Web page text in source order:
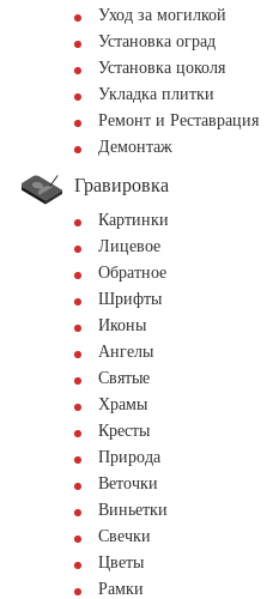
Уход за могилкой
Установка оград
Установка цоколя
Укладка плитки
Ремонт и Реставрация
Демонтаж
Гравировка
Картинки
Лицевое
Обратное
Шрифты
Иконы
Ангелы
Святые
Храмы
Кресты
Природа
Веточки
Виньетки
Свечки
Цветы
Рамки